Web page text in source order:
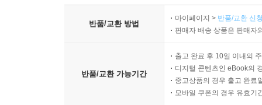
반품/교환 방법
마이페이지 > 반품/교환 신
판매자 배송 상품은 판매자
반품/교환 가능기간
출고 완료 후 10일 이내의
디지털 콘텐츠인 eBook의
중고상품의 경우 출고 완료
모바일 쿠폰의 경우 유효기